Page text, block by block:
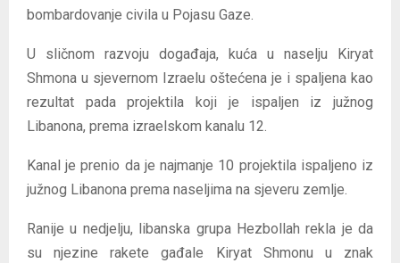
bombardovanje civila u Pojasu Gaze.
U sličnom razvoju događaja, kuća u naselju Kiryat
Shmona u sjevernom Izraelu oštećena je i spaljena kao
rezultat pada projektila koji je ispaljen iz južnog
Libanona, prema izraelskom kanalu 12.
Kanal je prenio da je najmanje 10 projektila ispaljeno iz
južnog Libanona prema naseljima na sjeveru zemlje.
Ranije u nedjelju, libanska grupa Hezbollah rekla je da
su njezine rakete gađale Kiryat Shmonu u znak